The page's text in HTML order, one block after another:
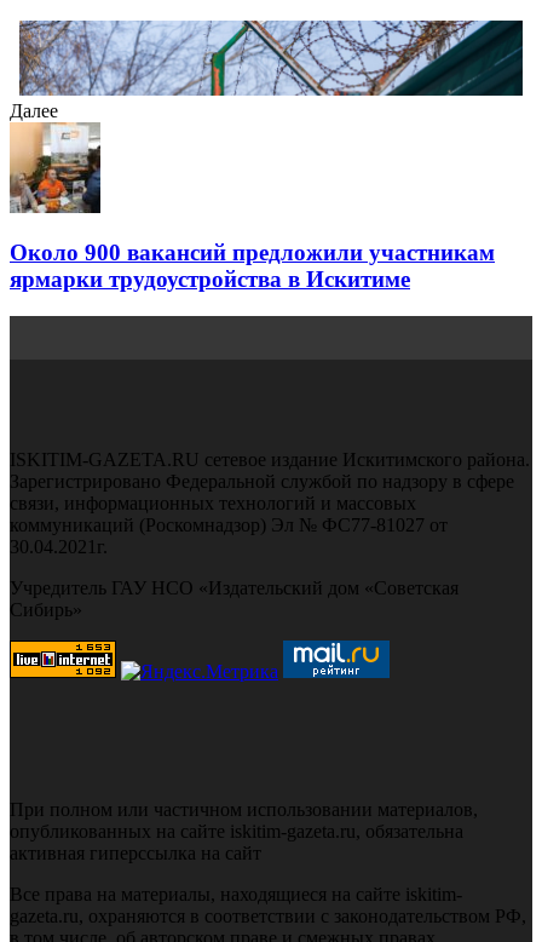
Далее
Около 900 вакансий предложили участникам
ярмарки трудоустройства в Искитиме
ISKITIM-GAZETA.RU сетевое издание Искитимского района.
Зарегистрировано Федеральной службой по надзору в сфере
связи, информационных технологий и массовых
коммуникаций (Роскомнадзор) Эл № ФС77-81027 от
30.04.2021г.
Учредитель ГАУ НСО «Издательский дом «Советская
Сибирь»
При полном или частичном использовании материалов,
опубликованных на сайте iskitim-gazeta.ru, обязательна
активная гиперссылка на сайт
Все права на материалы, находящиеся на сайте iskitim-
gazeta.ru, охраняются в соответствии с законодательством РФ,